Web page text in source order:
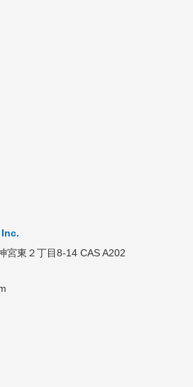
す。
を行うことで故障等、車両に影響を
場合、作業の継続が不可能となります
却となります。尚、発生しましたお客
かなる責任も負わないものとし一切の
任を負わないものとします。
鍵、お預かりを希望されたお荷物の
に帰すべき事由がある場合を除き、当
せん。
車両・お荷物の破損、火災が発生した
宮東２丁目8-14 CAS A202